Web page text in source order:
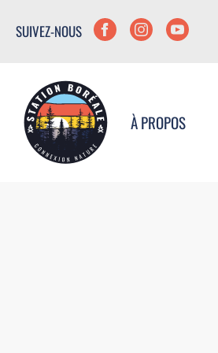
SUIVEZ-NOUS
À PROPOS